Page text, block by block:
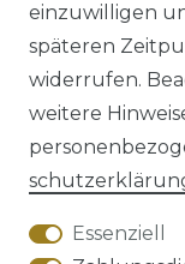
Impressum
AGB
einzuwilligen
späteren
widerrufen.
weitere
Essenziell